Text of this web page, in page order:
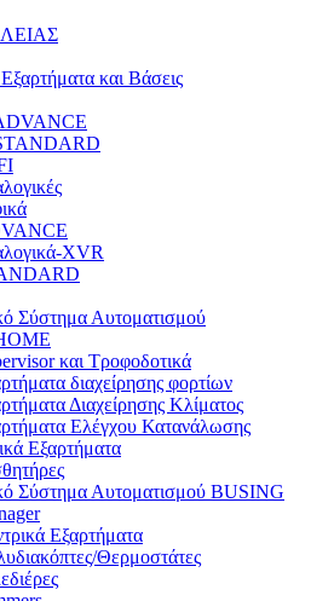
και Βάσεις
XVR
Σύστημα Αυτοματισμού
και Τροφοδοτικά
διαχείρησης φορτίων
Διαχείρησης Κλίματος
Ελέγχου Κατανάλωσης
Εξαρτήματα
Σύστημα Αυτοματισμού BUSING
Εξαρτήματα
Θερμοστάτες